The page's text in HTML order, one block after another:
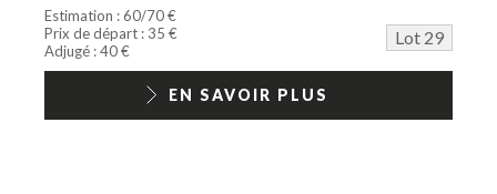
Estimation : 60/70 €
Prix de départ : 35 €
Lot 29
Adjugé : 40 €
EN SAVOIR PLUS